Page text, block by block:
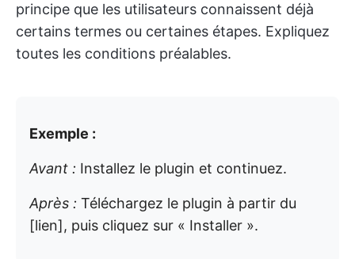
principe que les utilisateurs connaissent déjà
certains termes ou certaines étapes. Expliquez
toutes les conditions préalables.
Exemple :
Avant : Installez le plugin et continuez.
Après : Téléchargez le plugin à partir du
[lien], puis cliquez sur « Installer ».